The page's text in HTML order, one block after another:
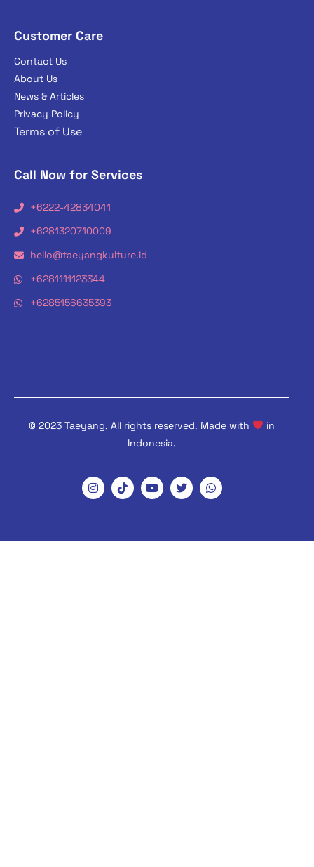
Customer Care
Contact Us
About Us
News & Articles
Privacy Policy
Terms of Use
Call Now for Services
+6222-42834041
+6281320710009
hello@taeyangkulture.id
+6281111123344
+6285156635393
© 2023 Taeyang. All rights reserved. Made with
in
Indonesia.